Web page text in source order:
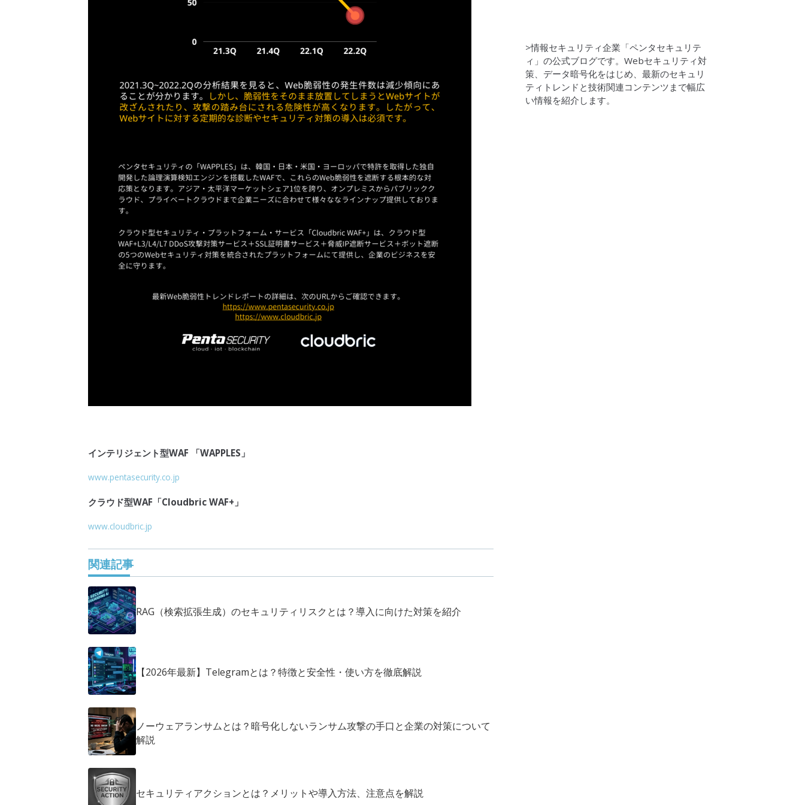
インテリジェント型WAF 「WAPPLES 」
www.pentasecurity.co.jp
クラウド型WAF 「Cloudbric WAF+」
www.cloudbric.jp
関連記事
RAG（検索拡張生成）のセキュリティリスクとは？導入に向けた対策を紹介
【2026年最新】Telegramとは？特徴と安全性・使い方を徹底解説
ノーウェアランサムとは？暗号化しないランサム攻撃の手口と企業の対策について
解説
セキュリティアクションとは？メリットや導入方法、注意点を解説
>情報セキュリティ企業「ペンタセキュリテ
ィ」の公式ブログです。Webセキュリティ対
策、データ暗号化をはじめ、最新のセキュリ
ティトレンドと技術関連コンテンツまで幅広
い情報を紹介します。